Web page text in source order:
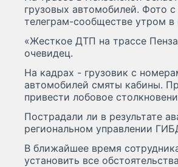
грузовых автомобилей. Фото
телеграм-сообществе утром в
«Жесткое ДТП на трассе
очевидец.
На кадрах - грузовик с
автомобилей смяты кабины.
привести лобовое
Пострадали ли в результате
региональном управлении
В ближайшее время
установить все